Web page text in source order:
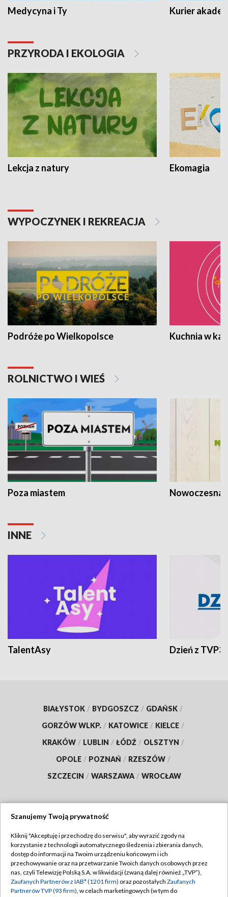
Medycyna i Ty Kurier
PRZYRODA I EKOLOGIA
Lekcja z natury Ekomagia
WYPOCZYNEK I REKREACJA
Podróże po Wielkopolsce Kuchnia w
ROLNICTWO I WIEŚ
Poza miastem Nowoczesna
INNE
TalentAsy Dzień z TVP3
BIAŁYSTOK / BYDGOSZCZ / GDAŃSK /
GORZÓW WLKP. / KATOWICE / KIELCE /
KRAKÓW / LUBLIN / ŁÓDŹ / OLSZTYN /
OPOLE / POZNAŃ / RZESZÓW /
SZCZECIN / WARSZAWA / WROCŁAW
TVP
Abonament TVP
Emisja w TVP
Regulamin TVP
Polityka prywatności
Szanujemy Twoją prywatność
Kliknij "Akceptuję i przechodzę do serwisu", aby wyrazić zgody na
korzystanie z technologii automatycznego śledzenia i zbierania danych,
dostęp do informacji na Twoim urządzeniu końcowym i ich
przechowywanie oraz na przetwarzanie Twoich danych osobowych przez
nas, czyli Telewizję Polską S.A. w likwidacji (zwaną dalej również „TVP”),
Zaufanych Partnerów z IAB* (1201 firm) oraz pozostałych Zaufanych
Partnerów TVP (93 firm), w celach marketingowych (w tym do